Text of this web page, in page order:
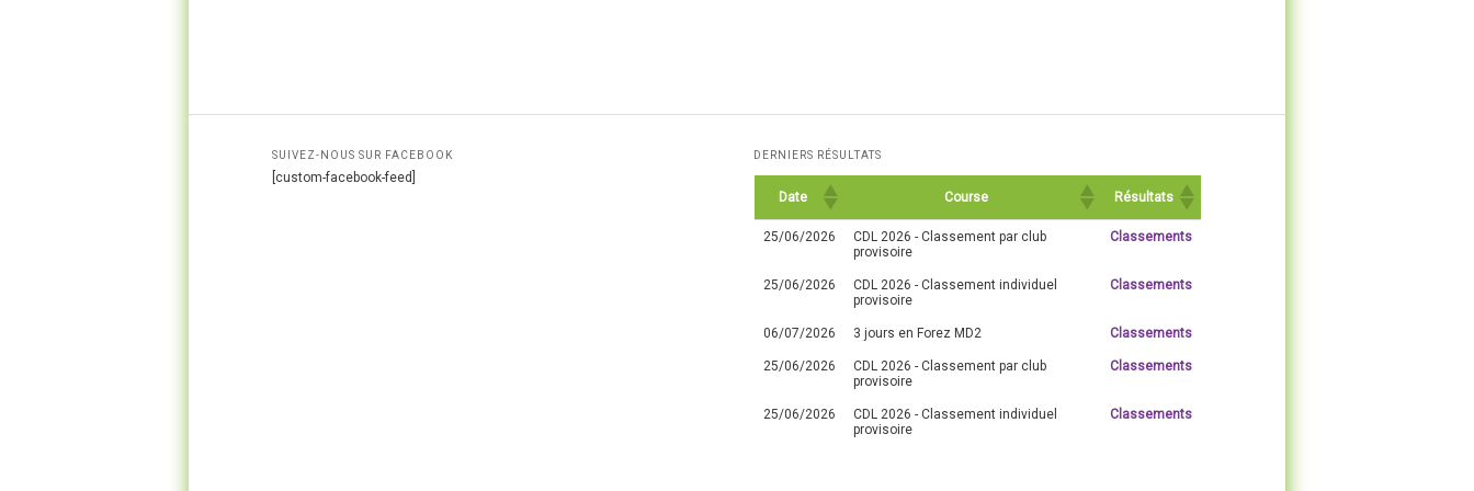
SUIVEZ-NOUS SUR FACEBOOK
[custom-facebook-feed]
DERNIERS RÉSULTATS
Date Course Résultats
25/06/2026
CDL 2026 - Classement par club
provisoire
Classements
25/06/2026
CDL 2026 - Classement individuel
provisoire
Classements
06/07/2026 3 jours en Forez MD2 Classements
25/06/2026
CDL 2026 - Classement par club
provisoire
Classements
25/06/2026
CDL 2026 - Classement individuel
provisoire
Classements